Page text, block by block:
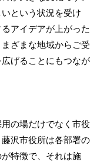
という状況を受け
アイデアが上がった
ざまな地域からご受
げることにもつなが
の場だけでなく市役
沢市役所は各部署の
特徴で、それは施